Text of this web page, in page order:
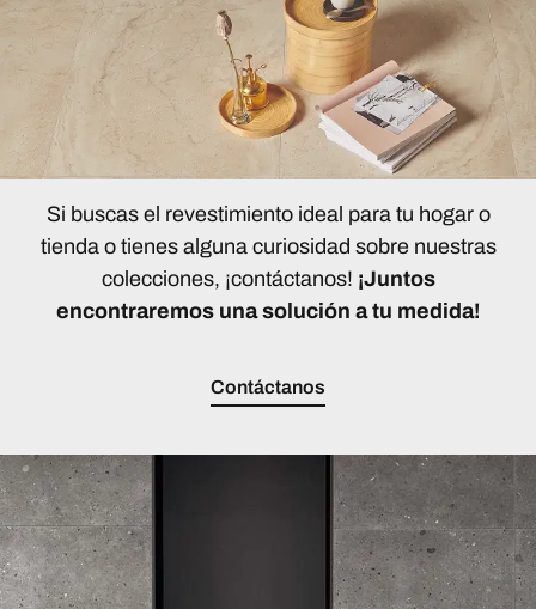
Si buscas el revestimiento ideal para tu hogar o
tienda o tienes alguna curiosidad sobre nuestras
colecciones, ¡contáctanos! ¡Juntos
encontraremos una solución a tu medida!
Contáctanos